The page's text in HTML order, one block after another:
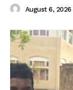
August 6, 2026